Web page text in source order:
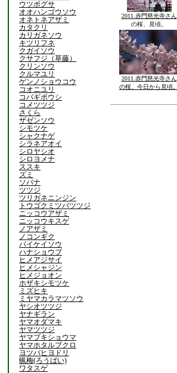
ウツボグサ
オオハンゴウソウ
オネトネアザミ
カタクリ
カリガネソウ
キツリフネ
クガイソウ
クサフジ（草藤）
クリンソウ
クルマユリ
ゲンノショウコウ
コオニユリ
コバギボウシ
コメツツジ
さくら
ザゼンソウ
シモツケ
シャクナゲ
シラネアオイ
シロヤシオ
シロヨメナ
ススキ
ズミ
ソバナ
ツツジ
ツリガネニンジン
トウゴクミツバツツジ
ニッコウアザミ
ニッコウキスゲ
ノアザミ
ノコンギク
バイケイソウ
ハナショウブ
ヒメアジサイ
ヒメシャジン
ヒメジョオン
ホザキシモツケ
ミズヒキ
ミヤマカラマツソウ
ヤシオツツジ
ヤナギラン
ヤマオダマキ
ヤマツツジ
ヤマブキショウマ
ヤマホタルブクロ
ヨツバヒヨドリ
蝋梅(ろうばい)
ワタスゲ
2011.赤門慈光寺さん
の桜、見頃。
2011.赤門慈光寺さん
の桜、今日から見頃。